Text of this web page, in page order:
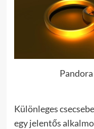
Különleges
egy jelentős